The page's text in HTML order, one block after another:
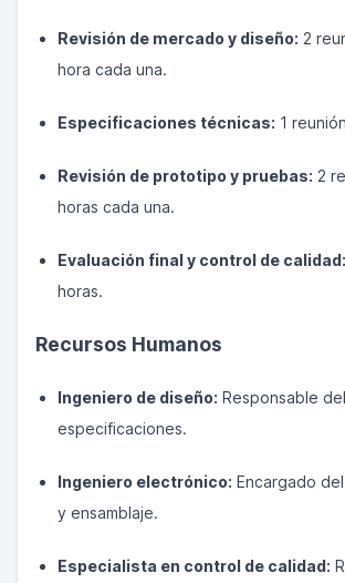
Revisión de mercado y diseño: 2
hora cada una.
Especificaciones técnicas: 1
Revisión de prototipo y pruebas: 2
horas cada una.
Evaluación final y control de calidad:
horas.
Recursos Humanos
Ingeniero de diseño: Responsable
especificaciones.
Ingeniero electrónico: Encargado
y ensamblaje.
Especialista en control de calidad: